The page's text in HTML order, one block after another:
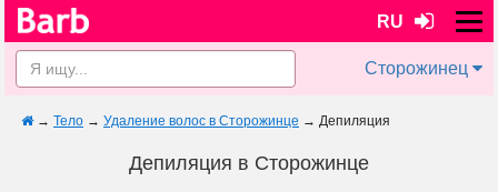
RU
Сторожинец
→ Тело → Удаление волос в Сторожинце → Депиляция
Депиляция в Сторожинце